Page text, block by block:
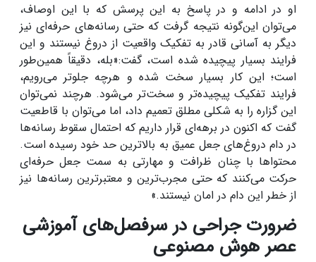
او در ادامه و در پاسخ به این پرسش که با این اوصاف،
می‌توان این‌گونه نتیجه گرفت که حتی رسانه‌های حرفه‌ای نیز
دیگر به آسانی قادر به تفکیک واقعیت از دروغ نیستند و این
فرایند بسیار پیچیده شده است، گفت:«بله، دقیقاً همین‌طور
است؛ این کار بسیار سخت شده و هرچه جلوتر می‌رویم،
فرایند تفکیک پیچیده‌تر و سخت‌تر می‌شود. هرچند نمی‌توان
این گزاره را به شکلی مطلق تعمیم داد، اما می‌توان با قاطعیت
گفت که اکنون در برهه‌ای قرار داریم که احتمال سقوط رسانه‌ها
در دام دروغ‌های جعل عمیق به بالاترین حد خود رسیده است.
محتواها با چنان ظرافت و مهارتی به سمت جعل حرفه‌ای
حرکت می‌کنند که حتی مجرب‌ترین و معتبرترین رسانه‌ها نیز
از خطر این دام در امان نیستند.»
ضرورت جراحی در سرفصل‌های آموزشی
عصر هوش مصنوعی